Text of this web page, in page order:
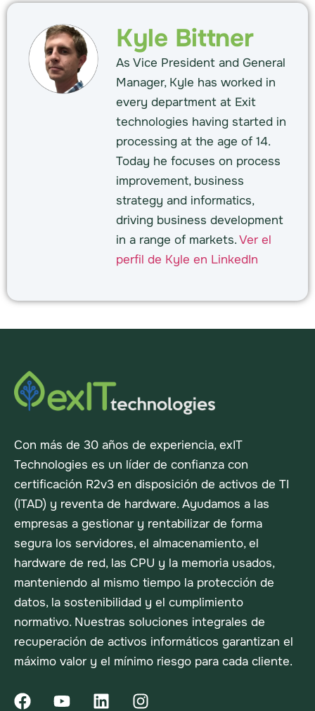
Kyle Bittner
As Vice President and General
Manager, Kyle has worked in
every department at Exit
technologies having started in
processing at the age of 14.
Today he focuses on process
improvement, business
strategy and informatics,
driving business development
in a range of markets.Ver el
perfil de Kyle en LinkedIn
Con más de 30 años de experiencia, exIT
Technologies es un líder de confianza con
certificación R2v3 en disposición de activos de TI
(ITAD) y reventa de hardware. Ayudamos a las
empresas a gestionar y rentabilizar de forma
segura los servidores, el almacenamiento, el
hardware de red, las CPU y la memoria usados,
manteniendo al mismo tiempo la protección de
datos, la sostenibilidad y el cumplimiento
normativo. Nuestras soluciones integrales de
recuperación de activos informáticos garantizan el
máximo valor y el mínimo riesgo para cada cliente.